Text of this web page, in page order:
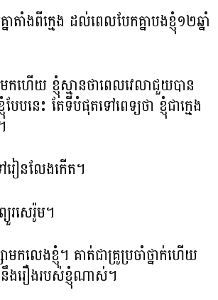
តាំងពីក្មេង ដល់ពេលបែកគ្នា​បងខ្ញុំ១២ឆ្នាំ
មកហើយ ខ្ញុំស្មាន​ថាពេលវេលាជួយបាន
បនេះ តែទីបំផុតទៅពេទ្យថា ខ្ញុំជាក្មេង
ៀនលែងកើត។
រសេរ៉ូម។
មកលេងខ្ញុំ។ គាត់ជាគ្រូប្រចាំថ្នាក់ហើយ
ងរឿងរបស់ខ្ញុំណាស់។